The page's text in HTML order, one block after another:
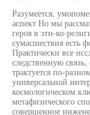
Разумеется,
аспект Но мы
героя в эти-ко-
сумасшествия есть
Практически все
следственную
трактуется по-
универсальной
космологическом
метафизического
совершенное